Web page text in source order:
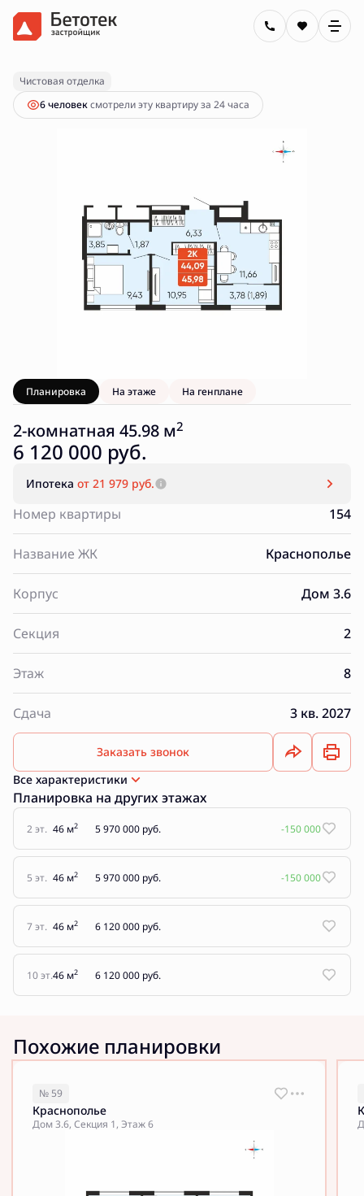
2-комнатная45.98 м 6 120 000 руб.
Ипотекаот 21 979 руб.
Чистовая отделка
6 человексмотрели эту квартиру за 24 часа
Планировка На этаже На генплане
2-комнатная 45.98 м2
6 120 000 руб.
Ипотека от 21 979 руб.
Номер квартиры 154
Название ЖК Краснополье
Корпус Дом 3.6
Секция 2
Этаж 8
Сдача 3 кв. 2027
Заказать звонок
Все характеристики
Планировка на других этажах
2 эт. 46 м2 5 970 000 руб. -150 000
5 эт. 46 м2 5 970 000 руб. -150 000
7 эт. 46 м2 6 120 000 руб.
10 эт.46 м2 6 120 000 руб.
Похожие планировки
№ 59
Краснополье
Дом 3.6, Секция 1, Этаж 6